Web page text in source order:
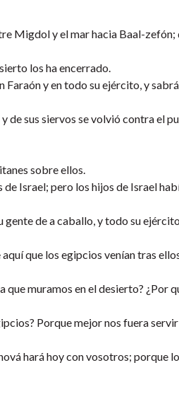
Migdol y el mar hacia Baal-zefón;
los ha encerrado.
y en todo su ejército, y
de sus siervos se volvió contra el
sobre ellos.
Israel; pero los hijos de Israel
gente de a caballo, y todo su
que los egipcios venían tras
muramos en el desierto? ¿Por
Porque mejor nos fuera
hará hoy con vosotros; porque